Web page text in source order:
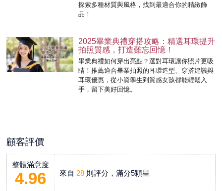
探索多種材質與風格，找到最適合你的精緻飾
品！
2025畢業典禮穿搭攻略：精選耳環提升
拍照質感，打造難忘回憶！
畢業典禮如何穿出亮點？選對耳環讓你照片更吸
睛！推薦適合畢業拍照的耳環造型、穿搭建議與
耳環優惠，從小資學生到質感女孩都能輕鬆入
手，留下美好回憶。
顧客評價
整體滿意度
4.96 來自 28 則評分，滿分5顆星